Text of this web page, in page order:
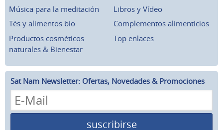
Música para la meditación
Libros y Vídeo
Tés y alimentos bio
Complementos alimenticios
Productos cosméticos
naturales & Bienestar
Top enlaces
Sat Nam Newsletter: Ofertas, Novedades & Promociones
suscribirse